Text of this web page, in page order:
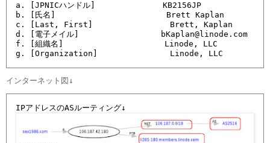
a. [JPNICハンドル]              KB2156JP
b. [氏名]                       Brett Kaplan
c. [Last, First]                Brett, Kaplan
d. [電子メイル]                 bKaplan@linode.com
f. [組織名]                     Linode, LLC
g. [Organization]               Linode, LLC